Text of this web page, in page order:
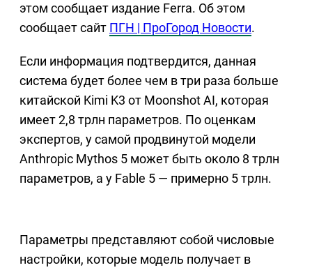
этом сообщает издание Ferra. Об этом
сообщает сайт ПГН | ПроГород Новости.
Если информация подтвердится, данная
система будет более чем в три раза больше
китайской Kimi K3 от Moonshot AI, которая
имеет 2,8 трлн параметров. По оценкам
экспертов, у самой продвинутой модели
Anthropic Mythos 5 может быть около 8 трлн
параметров, а у Fable 5 — примерно 5 трлн.
Параметры представляют собой числовые
настройки, которые модель получает в